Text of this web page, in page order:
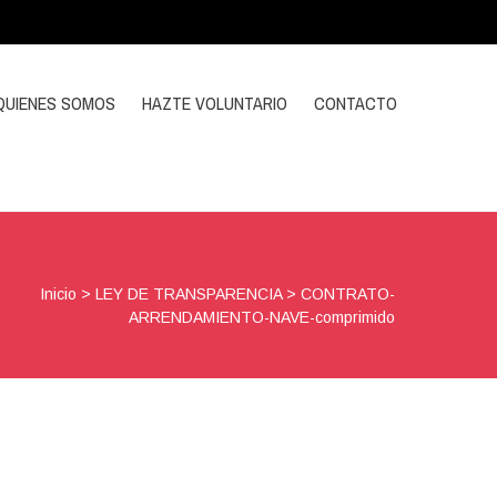
SOMOS HAZTE VOLUNTARIO CONTACTO
Inicio >LEY DE TRANSPARENCIA>CONTRATO-
ARRENDAMIENTO-NAVE-comprimido